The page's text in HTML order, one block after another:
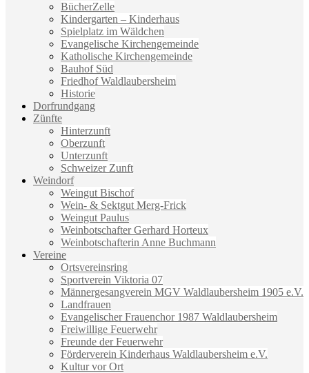
BücherZelle
Kindergarten – Kinderhaus
Spielplatz im Wäldchen
Evangelische Kirchengemeinde
Katholische Kirchengemeinde
Bauhof Süd
Friedhof Waldlaubersheim
Historie
Dorfrundgang
Zünfte
Hinterzunft
Oberzunft
Unterzunft
Schweizer Zunft
Weindorf
Weingut Bischof
Wein- & Sektgut Merg-Frick
Weingut Paulus
Weinbotschafter Gerhard Horteux
Weinbotschafterin Anne Buchmann
Vereine
Ortsvereinsring
Sportverein Viktoria 07
Männergesangverein MGV Waldlaubersheim 1905 e.V.
Landfrauen
Evangelischer Frauenchor 1987 Waldlaubersheim
Freiwillige Feuerwehr
Freunde der Feuerwehr
Förderverein Kinderhaus Waldlaubersheim e.V.
Kultur vor Ort